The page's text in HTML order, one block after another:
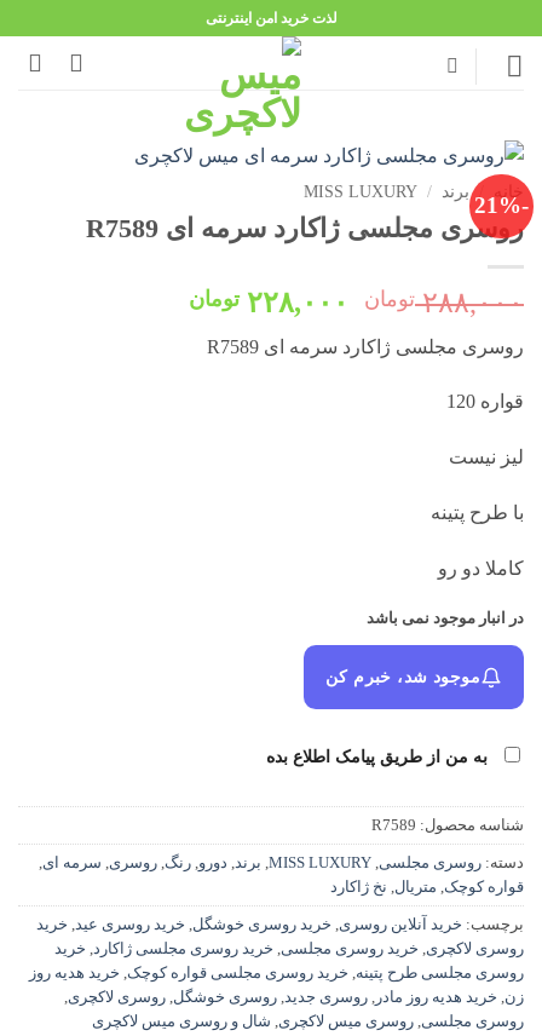
content
لذت خرید امن اینترنتی
-21%
خانه برند /
MISS LUXURY
روسری مجلسی ژاکارد سرمه ای R7589
۲۸۸,۰۰۰ تومان
قیمت
اصلی:
۲۸۸,۰۰۰ تومان
۲۲۸,۰۰۰ تومان
روسری مجلسی ژاکارد سرمه ای R7589
قواره 120
لیز نیست
با طرح پتینه
کاملا دو رو
در انبار موجود نمی باشد
موجود شد، خبرم کن
به من از طریق پیامک اطلاع بده
شناسه محصول: R7589
دسته: روسری مجلسی,
MISS LUXURY
, برند, دورو, رنگ, روسری, سرمه ای,
قواره کوچک, متریال, نخ ژاکارد
برچسب: خرید آنلاین روسری, خرید روسری خوشگل, خرید روسری عید, خرید
روسری لاکچری, خرید روسری مجلسی, خرید روسری مجلسی ژاکارد, خرید
روسری مجلسی طرح پتینه, خرید روسری مجلسی قواره کوچک, خرید هدیه روز
زن, خرید هدیه روز مادر , روسری جدید, روسری خوشگل, روسری لاکچری,
روسری مجلسی, روسری میس لاکچری, شال و روسری میس لاکچری